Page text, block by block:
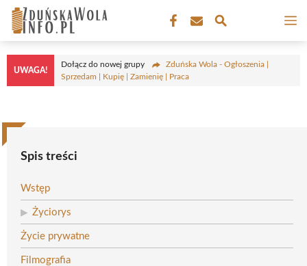
Przejdź
treści
UWAGA!
Dołącz do nowej grupy
Zduńska Wola - Ogłoszenia |
Sprzedam | Kupię | Zamienię | Praca
Spis treści
Wstęp
Życiorys
Życie prywatne
Filmografia